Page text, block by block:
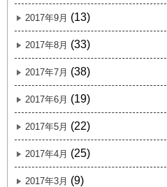
2017年9月 (13)
2017年8月 (33)
2017年7月 (38)
2017年6月 (19)
2017年5月 (22)
2017年4月 (25)
2017年3月 (9)